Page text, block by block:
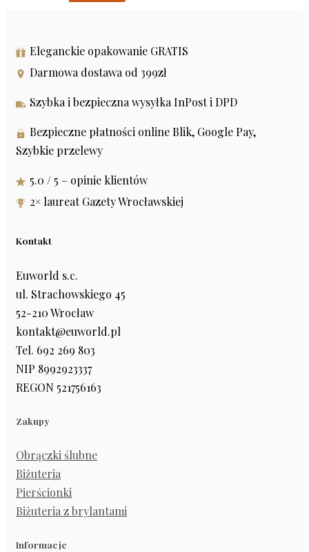
Eleganckie opakowanie GRATIS
Darmowa dostawa od 399zł
Szybka i bezpieczna wysyłka InPost i DPD
Bezpieczne płatności online Blik, Google Pay,
Szybkie przelewy
5.0 / 5 – opinie klientów
2× laureat Gazety Wrocławskiej
Kontakt
Euworld s.c.
ul. Strachowskiego 45
52-210 Wrocław
kontakt@euworld.pl
Tel. 692 269 803
NIP 8992923337
REGON 521756163
Zakupy
Obrączki ślubne
Biżuteria
Pierścionki
Biżuteria z brylantami
Informacje